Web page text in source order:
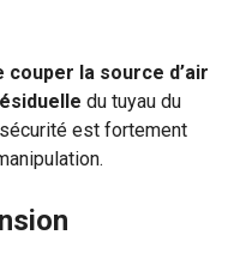
la source d’air
du tuyau du
est fortement